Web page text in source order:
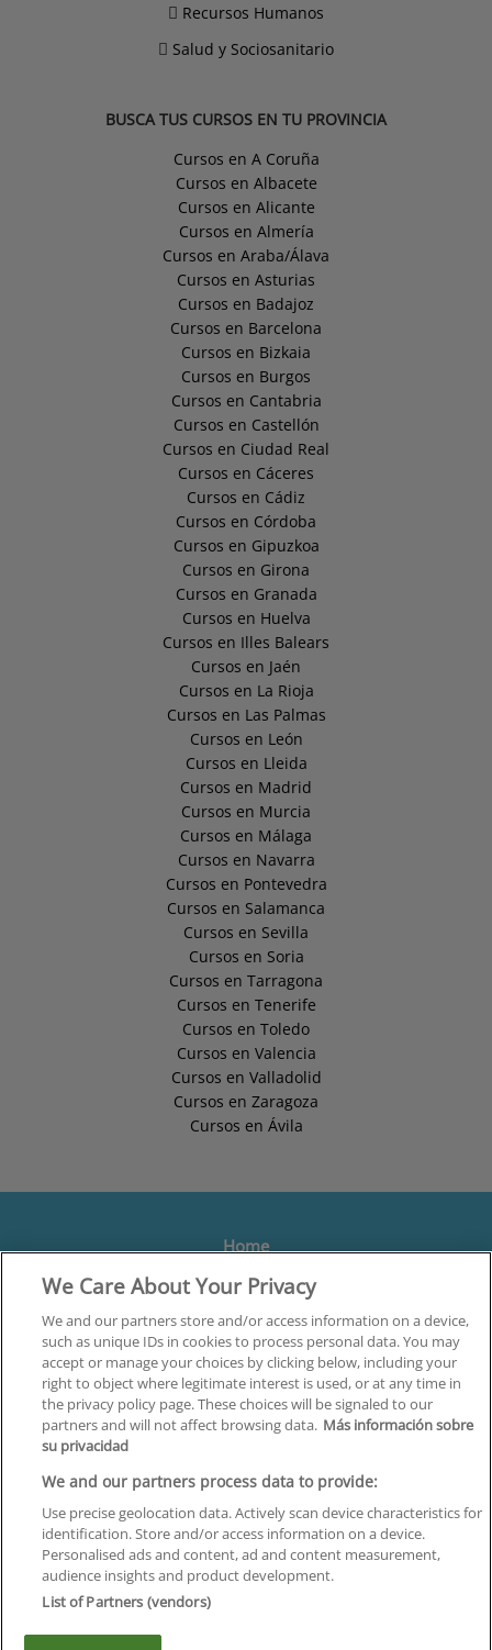
Recursos Humanos
Salud y Sociosanitario
BUSCA TUS CURSOS EN TU PROVINCIA
Cursos en A Coruña
Cursos en Albacete
Cursos en Alicante
Cursos en Almería
Cursos en Araba/Álava
Cursos en Asturias
Cursos en Badajoz
Cursos en Barcelona
Cursos en Bizkaia
Cursos en Burgos
Cursos en Cantabria
Cursos en Castellón
Cursos en Ciudad Real
Cursos en Cáceres
Cursos en Cádiz
Cursos en Córdoba
Cursos en Gipuzkoa
Cursos en Girona
Cursos en Granada
Cursos en Huelva
Cursos en Illes Balears
Cursos en Jaén
Cursos en La Rioja
Cursos en Las Palmas
Cursos en León
Cursos en Lleida
Cursos en Madrid
Cursos en Murcia
Cursos en Málaga
Cursos en Navarra
Cursos en Pontevedra
Cursos en Salamanca
Cursos en Sevilla
Cursos en Soria
Cursos en Tarragona
Cursos en Tenerife
Cursos en Toledo
Cursos en Valencia
Cursos en Valladolid
Cursos en Zaragoza
Cursos en Ávila
Home
Formación
Centros
Orientación
Quiénes somos
Contacta
Aviso Legal
Política de Privacidad
Política de Cookies
Canal Ético
We Care About Your Privacy
We and our partners store and/or access information on a device,
such as unique IDs in cookies to process personal data. You may
accept or manage your choices by clicking below, including your
right to object where legitimate interest is used, or at any time in
the privacy policy page. These choices will be signaled to our
partners and will not affect browsing data. Más información sobre
su privacidad
We and our partners process data to provide:
Use precise geolocation data. Actively scan device characteristics for
identification. Store and/or access information on a device.
Personalised ads and content, ad and content measurement,
audience insights and product development.
List of Partners (vendors)